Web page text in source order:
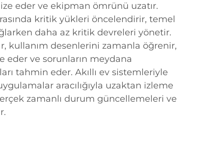
eder ve ekipman ömrünü uzatır.
kritik yükleri öncelendirir, temel
daha az kritik devreleri yönetir.
kullanım desenlerini zamanla öğrenir,
eder ve sorunların meydana
tahmin eder. Akıllı ev sistemleriyle
aracılığıyla uzaktan izleme
zamanlı durum güncellemeleri ve